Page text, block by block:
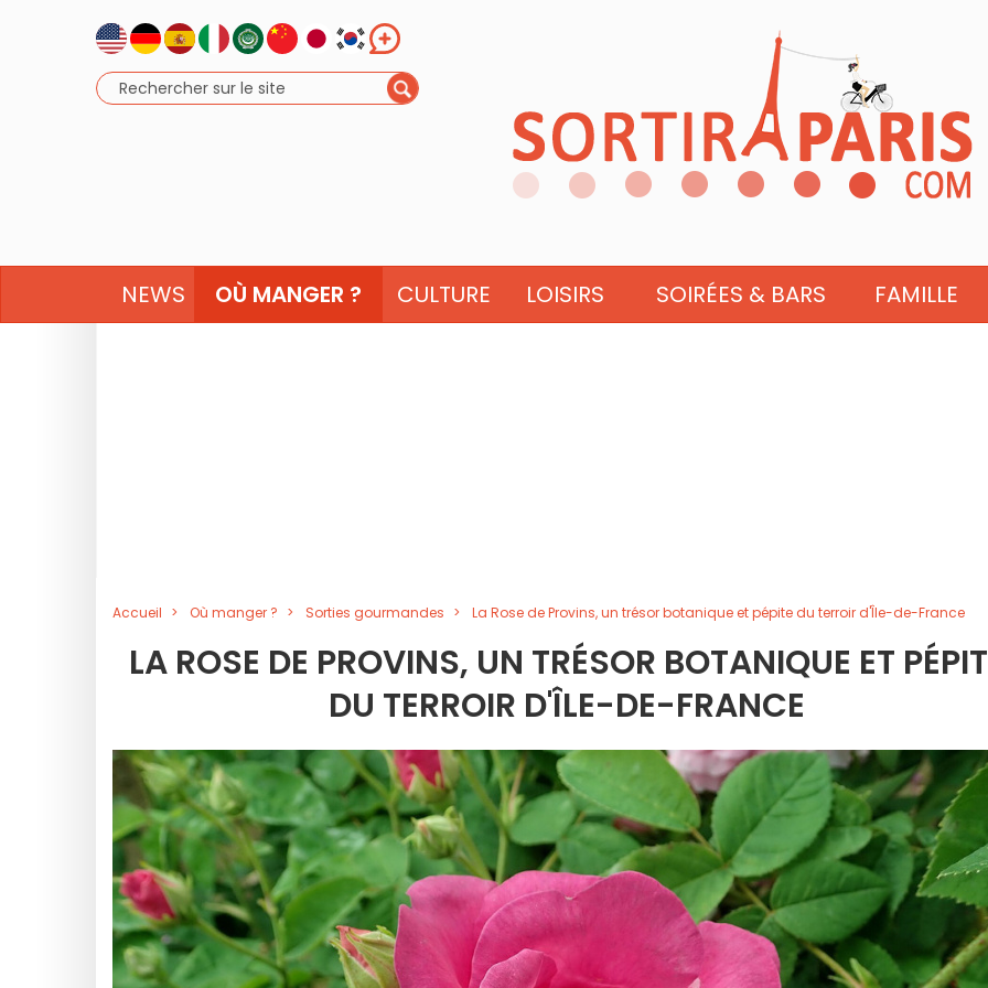
NEWS OÙ MANGER ? CULTURE LOISIRS SOIRÉES & BARS FAMILLE
Accueil Où manger ? Sorties gourmandes La Rose de Provins, un trésor botanique et pépite du terroir d'Île-de-France
LA ROSE DE PROVINS, UN TRÉSOR BOTANIQUE ET
DU TERROIR D'ÎLE-DE-FRANCE